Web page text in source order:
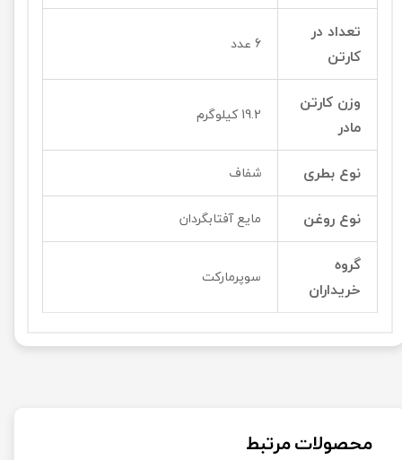
تعداد در
کارتن
6 عدد
وزن کارتن
مادر
19.2 کیلوگرم
نوع بطری شفاف
نوع روغن مایع آفتابگردان
گروه
خریداران
سوپرمارکت
محصولات مرتبط